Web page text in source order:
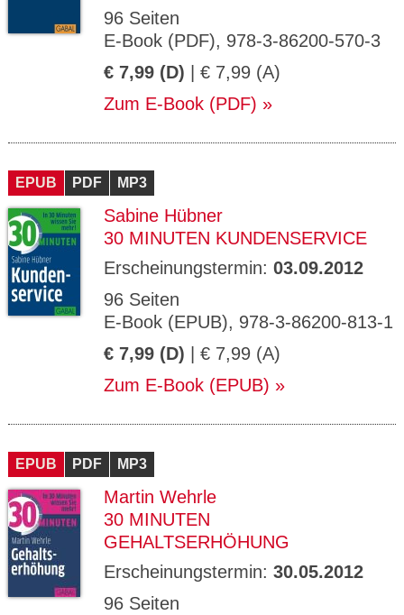
96 Seiten
E-Book (PDF), 978-3-86200-570-3
€ 7,99 (D) | € 7,99 (A)
Zum E-Book (PDF)
EPUB PDF MP3
Sabine Hübner
30 MINUTEN KUNDENSERVICE
Erscheinungstermin: 03.09.2012
96 Seiten
E-Book (EPUB), 978-3-86200-813-1
€ 7,99 (D) | € 7,99 (A)
Zum E-Book (EPUB)
EPUB PDF MP3
Martin Wehrle
30 MINUTEN
GEHALTSERHÖHUNG
Erscheinungstermin: 30.05.2012
96 Seiten